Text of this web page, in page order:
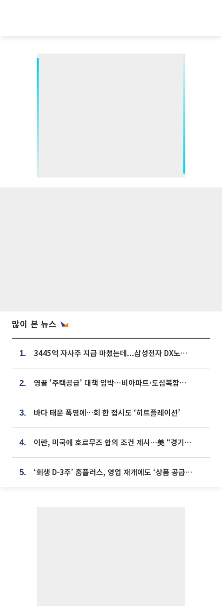
많이 본 뉴스
1. 3445억 자사주 지급 마쳤는데...삼성전자 DX노조, 뒤늦은 '떼쓰기 집회'
2. 영끌 '주택공급' 대책 임박⋯비아파트·도심복합까지 총동원
3. 바다 태운 폭염에…회 한 접시도 ‘히트플레이션’
4. 이란, 미국에 호르무즈 합의 조건 제시…美 “경기 아직 안 끝나” [종합]
5. ‘회생 D-3주’ 홈플러스, 영업 재개에도 ‘상품 공급망’ 복구가 생존 관건